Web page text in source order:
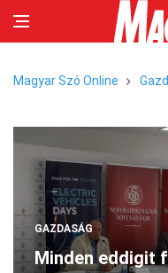
Magyar Szó Online
GAZDASÁG
Minden eddigit